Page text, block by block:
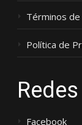
Términos de
Política de
Facebook